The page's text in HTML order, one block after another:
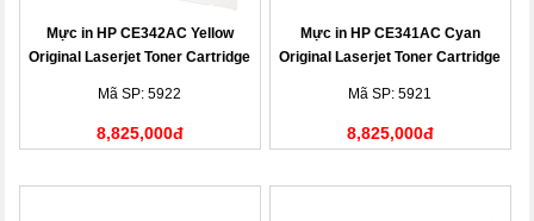
Mực in HP CE342AC Yellow
Original Laserjet Toner Cartridge
Mã SP: 5922
8,825,000đ
Mực in HP CE341AC Cyan
Original Laserjet Toner Cartridge
Mã SP: 5921
8,825,000đ